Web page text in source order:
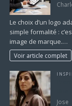
Le choix d’un logo
simple formalité :
image de marque.…
Voir article complet
Jose